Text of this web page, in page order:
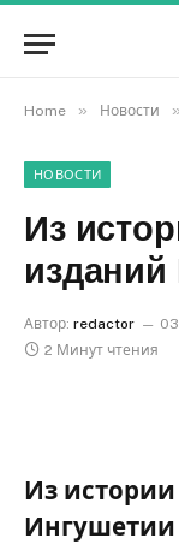
Home » Новости »
НОВОСТИ
Из
изданий
Автор: redactor
2 Минут чтения
Из
Ингушетии